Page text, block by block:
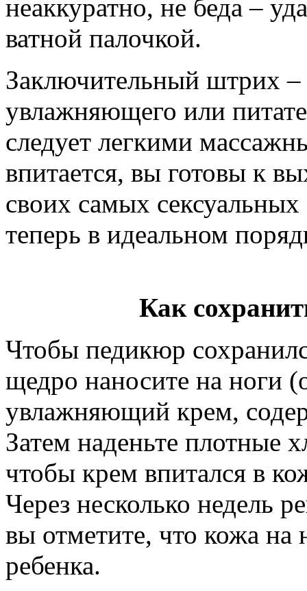
неаккуратно, не беда –
ватной палочкой.
Заключительный штрих –
увлажняющего или
следует легкими
впитается, вы готовы к
своих самых
теперь в идеальном
Как
Чтобы педикюр
щедро наносите на ноги
увлажняющий крем,
Затем наденьте плотные
чтобы крем впитался в
Через несколько недель
вы отметите, что кожа на
ребенка.